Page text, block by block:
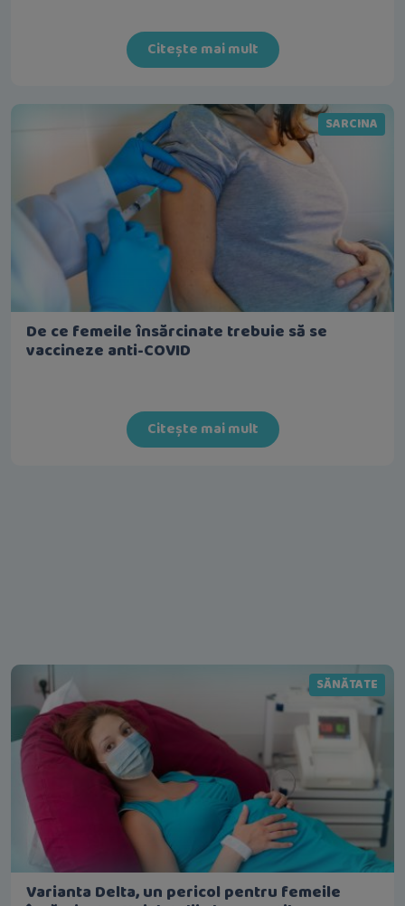
Citește mai mult
SARCINA
De ce femeile însărcinate trebuie să se
vaccineze anti-COVID
Citește mai mult
SĂNĂTATE
Varianta Delta, un pericol pentru femeile